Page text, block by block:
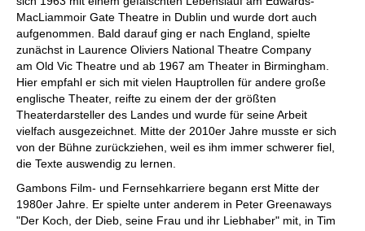
MacLiammoir Gate Theatre in Dublin und wurde dort auch
aufgenommen. Bald darauf ging er nach England, spielte
zunächst in Laurence Oliviers National Theatre Company
am Old Vic Theatre und ab 1967 am Theater in Birmingham.
Hier empfahl er sich mit vielen Hauptrollen für andere große
englische Theater, reifte zu einem der der größten
Theaterdarsteller des Landes und wurde für seine Arbeit
vielfach ausgezeichnet. Mitte der 2010er Jahre musste er sich
von der Bühne zurückziehen, weil es ihm immer schwerer fiel,
die Texte auswendig zu lernen.
Gambons Film- und Fernsehkarriere begann erst Mitte der
1980er Jahre. Er spielte unter anderem in Peter Greenaways
"Der Koch, der Dieb, seine Frau und ihr Liebhaber" mit, in Tim